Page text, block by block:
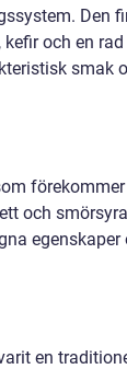
Den
och en rad
smak
och
egenskaper
en